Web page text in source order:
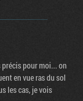
pour moi... on
en vue ras du sol
les cas, je vois